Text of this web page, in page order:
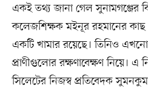
একই তথ্য জানা গেল সুনামগঞ্জের
কলেজশিক্ষক মইনূর রহমানের কাছ
একটি খামার রয়েছে। তিনিও
প্রাণীগুলোর রক্ষণাবেক্ষণ নিয়ে।
সিলেটের নিজস্ব প্রতিবেদক